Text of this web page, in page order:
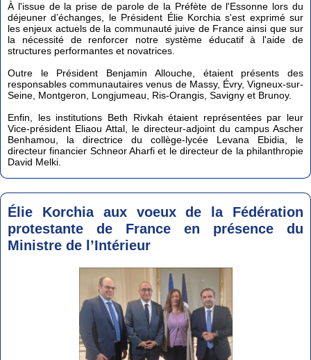
À l'issue de la prise de parole de la Préfète de l'Essonne lors du
déjeuner d’échanges, le Président Élie Korchia s'est exprimé sur
les enjeux actuels de la communauté juive de France ainsi que sur
la nécessité de renforcer notre système éducatif à l'aide de
structures performantes et novatrices.
Outre le Président Benjamin Allouche, étaient présents des
responsables communautaires venus de Massy, Évry, Vigneux-sur-
Seine, Montgeron, Longjumeau, Ris-Orangis, Savigny et Brunoy.
Enfin, les institutions Beth Rivkah étaient représentées par leur
Vice-président Eliaou Attal, le directeur-adjoint du campus Ascher
Benhamou, la directrice du collège-lycée Levana Ebidia, le
directeur financier Schneor Aharfi et le directeur de la philanthropie
David Melki.
Élie Korchia aux voeux de la Fédération
protestante de France en présence du
Ministre de l’Intérieur